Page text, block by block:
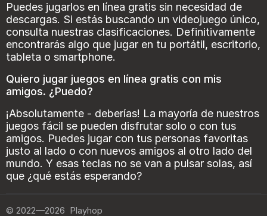
Puedes jugarlos en línea gratis sin necesidad de
descargas. Si estás buscando un videojuego único,
consulta nuestras clasificaciones. Definitivamente
encontrarás algo que jugar en tu portátil, escritorio,
tableta o smartphone.
Quiero jugar juegos en línea gratis con mis
amigos. ¿Puedo?
¡Absolutamente - deberías! La mayoría de nuestros
juegos fácil se pueden disfrutar solo o con tus
amigos. Puedes jugar con tus personas favoritas
justo al lado o con nuevos amigos al otro lado del
mundo. Y esas teclas no se van a pulsar solas, así
que ¿qué estás esperando?
© 2022—2026 Playhop